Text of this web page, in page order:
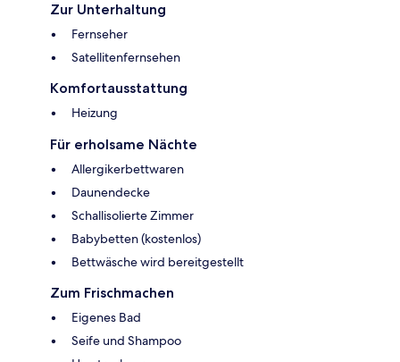
Zur Unterhaltung
Fernseher
Satellitenfernsehen
Komfortausstattung
Heizung
Für erholsame Nächte
Allergikerbettwaren
Daunendecke
Schallisolierte Zimmer
Babybetten (kostenlos)
Bettwäsche wird bereitgestellt
Zum Frischmachen
Eigenes Bad
Seife und Shampoo